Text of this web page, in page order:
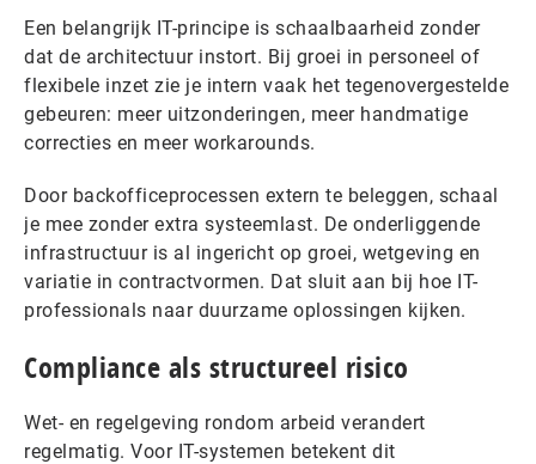
Een belangrijk IT-principe is schaalbaarheid zonder
dat de architectuur instort. Bij groei in personeel of
flexibele inzet zie je intern vaak het tegenovergestelde
gebeuren: meer uitzonderingen, meer handmatige
correcties en meer workarounds.
Door backofficeprocessen extern te beleggen, schaal
je mee zonder extra systeemlast. De onderliggende
infrastructuur is al ingericht op groei, wetgeving en
variatie in contractvormen. Dat sluit aan bij hoe IT-
professionals naar duurzame oplossingen kijken.
Compliance als structureel risico
Wet- en regelgeving rondom arbeid verandert
regelmatig. Voor IT-systemen betekent dit